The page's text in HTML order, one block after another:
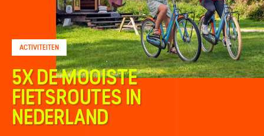
ACTIVITEITEN
5X DE MOOISTE
FIETSROUTES IN
NEDERLAND